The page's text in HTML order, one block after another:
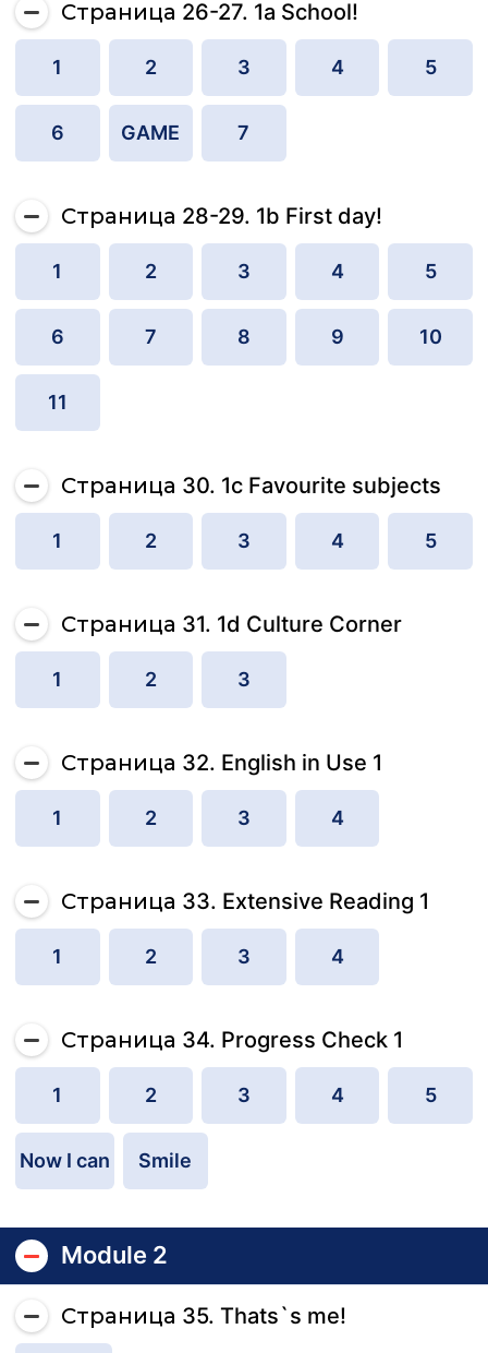
Страница 26-27. 1a School!
1 2 3 4 5
6 GAME 7
Страница 28-29. 1b First day!
1 2 3 4 5
6 7 8 9 10
11
Страница 30. 1c Favourite subjects
1 2 3 4 5
Страница 31. 1d Culture Corner
1 2 3
Страница 32. English in Use 1
1 2 3 4
Страница 33. Extensive Reading 1
1 2 3 4
Страница 34. Progress Check 1
1 2 3 4 5
Now I can Smile
Module 2
Страница 35. Thats`s me!